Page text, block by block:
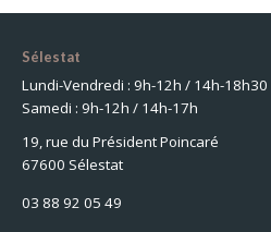
Sélestat
Lundi-Vendredi : 9h-12h / 14h-18h30
Samedi : 9h-12h / 14h-17h
19, rue du Président Poincaré
67600 Sélestat
03 88 92 05 49